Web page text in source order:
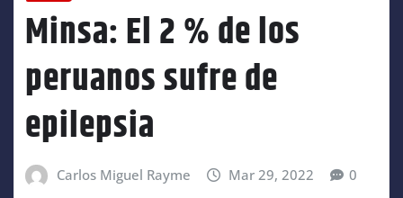
Minsa: El 2 % de los
peruanos sufre de
epilepsia
Carlos Miguel Rayme Mar 29, 2022 0